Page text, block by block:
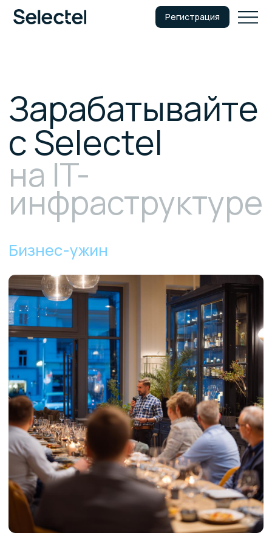
Регистрация
с Selectel
Регистрация
Бизнес-ужин
инфраструктуре
на IT-